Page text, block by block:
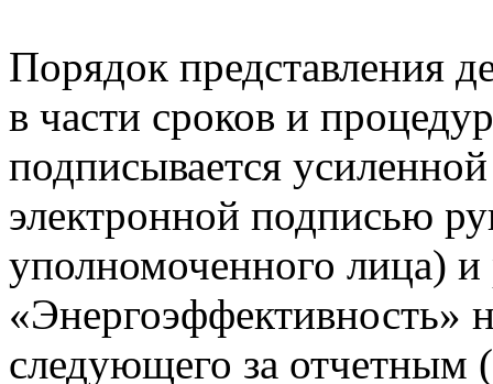
Порядок представления
в части сроков и
подписывается
электронной подписью
уполномоченного лица)
«Энергоэффективность»
следующего за